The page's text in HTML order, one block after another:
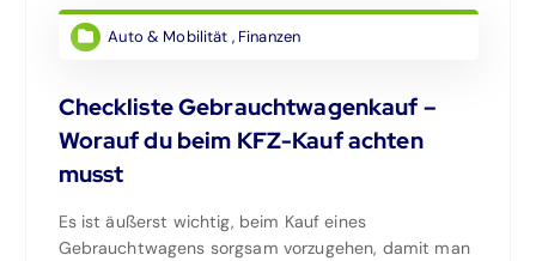
Auto & Mobilität , Finanzen
Checkliste Gebrauchtwagenkauf –
Worauf du beim KFZ-Kauf achten
musst
Es ist äußerst wichtig, beim Kauf eines
Gebrauchtwagens sorgsam vorzugehen, damit man